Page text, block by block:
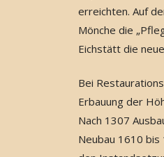
erreichten. Auf
Mönche die
Eichstätt die
Bei
Erbauung der
Nach 1307
Neubau 1610